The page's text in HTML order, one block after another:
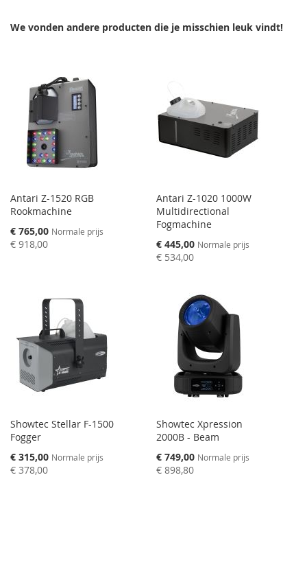
We vonden andere producten die je misschien leuk vindt!
Antari Z-1520 RGB
Rookmachine
Speciale
prijs
€ 765,00 Normale prijs
€ 918,00
Antari Z-1020 1000W
Multidirectional
Fogmachine
Speciale
prijs
€ 445,00 Normale prijs
€ 534,00
Showtec Stellar F-1500
Fogger
Speciale
prijs
€ 315,00 Normale prijs
€ 378,00
Showtec Xpression
2000B - Beam
Speciale
prijs
€ 749,00 Normale prijs
€ 898,80